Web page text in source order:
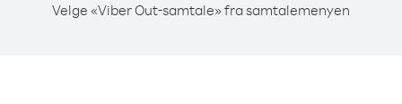
Velge «Viber Out-samtale» fra samtalemenyen